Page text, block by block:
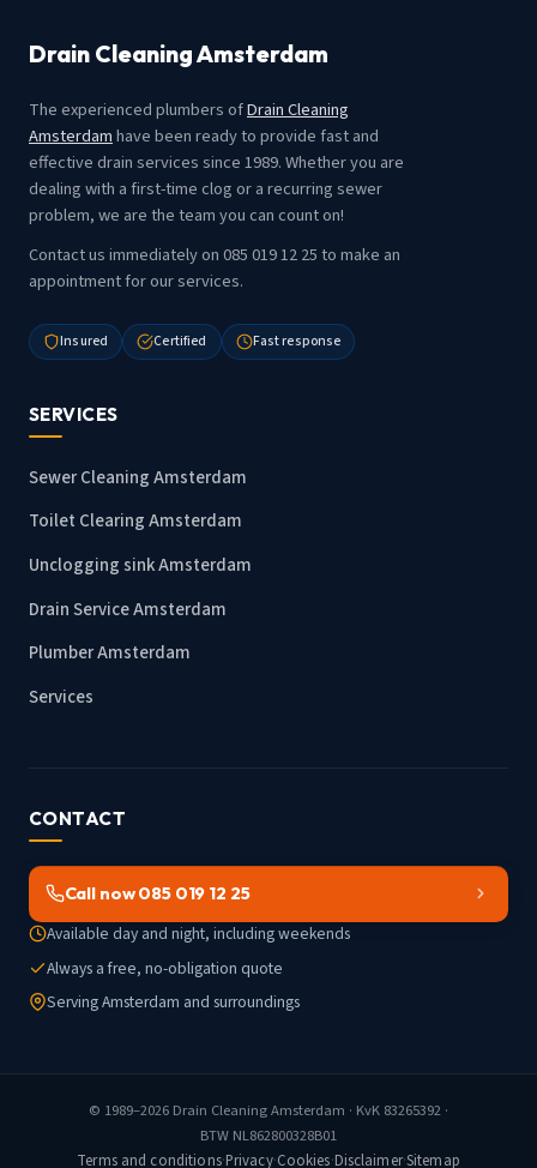
Drain Cleaning Amsterdam
The experienced plumbers ofDrain Cleaning
Amsterdamhave been ready to provide fast and
effective drain services since 1989. Whether you are
dealing with a first-time clog or a recurring sewer
problem, we are the team you can count on!
Contact us immediately on 085 019 12 25 to make an
appointment for our services.
Insured Certified Fast response
SERVICES
Sewer Cleaning Amsterdam
Toilet Clearing Amsterdam
Unclogging sink Amsterdam
Drain Service Amsterdam
Plumber Amsterdam
Services
CONTACT
Call now 085 019 12 25
Available day and night, including weekends
Always a free, no-obligation quote
Serving Amsterdam and surroundings
© 1989–2026 Drain Cleaning Amsterdam · KvK 83265392 ·
BTW NL862800328B01
Terms and conditions·Privacy·Cookies·Disclaimer·Sitemap